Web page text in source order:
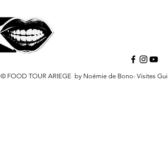
© FOOD TOUR ARIEGE by Noémie de Bono- Visites